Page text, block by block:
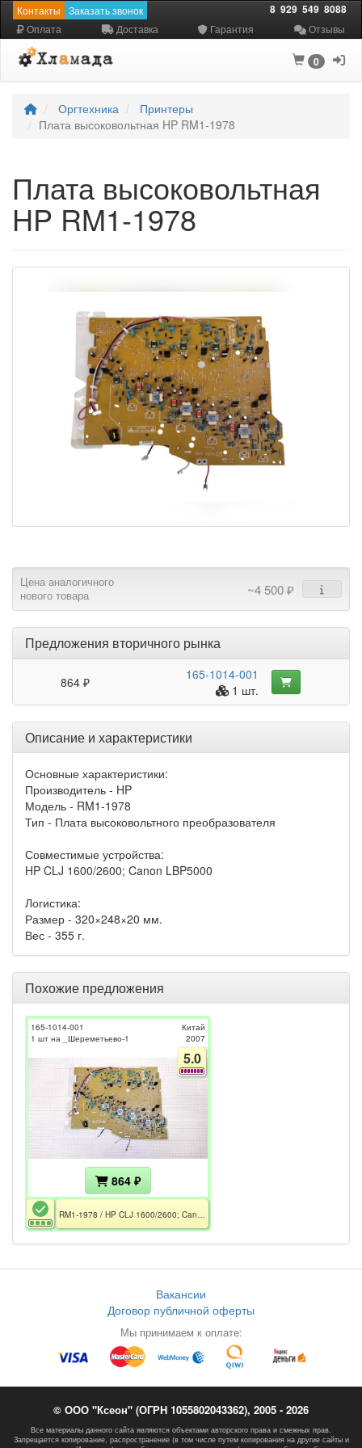
Контакты Заказать звонок 8 929 549 8088
Оплата Доставка Гарантия Отзывы
0
Оргтехника
Принтеры
Плата высоковольтная HP RM1-1978
Плата высоковольтная
HP RM1-1978
Цена аналогичного
нового товара
~4 500 ₽
Предложения вторичного рынка
864 ₽
165-1014-001
1 шт.
Описание и характеристики
Основные характеристики:
Производитель - HP
Модель - RM1-1978
Тип - Плата высоковольтного преобразователя
Совместимые устройства:
HP CLJ 1600/2600; Canon LBP5000
Логистика:
Размер - 320×248×20 мм.
Вес - 355 г.
Похожие предложения
165-1014-001
1 шт на _Шереметьево-1
Китай
2007
5.0
864 ₽
RM1-1978 / HP CLJ 1600/2600; Canon LBP5000
Вакансии
Договор публичной оферты
Мы принимаем к оплате:
© ООО "Ксеон" (ОГРН 1055802043362), 2005 - 2026
Все материалы данного сайта являются объектами авторского права и смежных прав.
Запрещается копирование, распространение (в том числе путем копирования на другие сайты и